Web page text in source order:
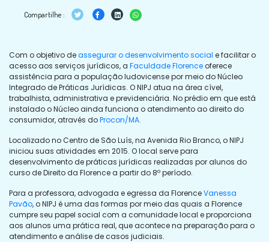
Compartilhe :
Com o objetivo deassegurar o desenvolvimento social e facilitar o
acesso aos serviços jurídicos, a Faculdade Florenceoferece
assistência para a população ludovicense por meio doNúcleo
Integrado de Práticas Jurídicas. O NIPJ atua na área cível,
trabalhista, administrativa e previdenciária. No prédio em que está
instalado o Núcleo ainda funciona o atendimento ao direito do
consumidor, através doProcon/MA.
Localizado no Centro de São Luís, na Avenida Rio Branco, o NIPJ
iniciou suas atividades em 2015. O local serve para
desenvolvimento de práticas jurídicas realizadas por alunos do
curso de Direito da Florence a partir do 8º período.
Para a professora, advogada e egressa da FlorenceVanessa
Pavão, o NIPJ é uma das formas por meio das quais a Florence
cumpre seu papel social com a comunidade local e proporciona
aos alunos uma prática real, que acontece na preparação para o
atendimento e análise de casos judiciais.